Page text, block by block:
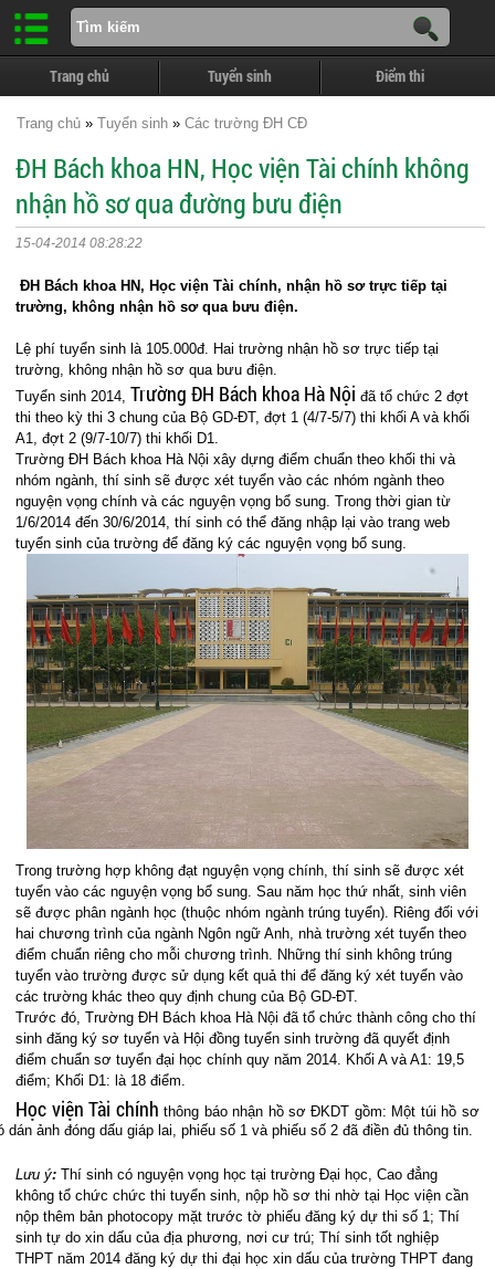
Trang chủ Tuyển sinh Điểm thi
Trang chủ » Tuyển sinh » Các trường ĐH CĐ
ĐH Bách khoa HN, Học viện Tài chính không
nhận hồ sơ qua đường bưu điện
15-04-2014 08:28:22
ĐH Bách khoa HN, Học viện Tài chính, nhận hồ sơ trực tiếp tại
trường, không nhận hồ sơ qua bưu điện.
Lệ phí tuyển sinh là 105.000đ. Hai trường nhận hồ sơ trực tiếp tại
trường, không nhận hồ sơ qua bưu điện.
Tuyển sinh 2014, Trường ĐH Bách khoa Hà Nội đã tổ chức 2 đợt
thi theo kỳ thi 3 chung của Bộ GD-ĐT, đợt 1 (4/7-5/7) thi khối A và khối
A1, đợt 2 (9/7-10/7) thi khối D1.
Trường ĐH Bách khoa Hà Nội xây dựng điểm chuẩn theo khối thi và
nhóm ngành, thí sinh sẽ được xét tuyển vào các nhóm ngành theo
nguyện vọng chính và các nguyện vọng bổ sung. Trong thời gian từ
1/6/2014 đến 30/6/2014, thí sinh có thể đăng nhập lại vào trang web
tuyển sinh của trường để đăng ký các nguyện vọng bổ sung.
Trong trường hợp không đạt nguyện vọng chính, thí sinh sẽ được xét
tuyển vào các nguyện vọng bổ sung. Sau năm học thứ nhất, sinh viên
sẽ được phân ngành học (thuộc nhóm ngành trúng tuyển). Riêng đối với
hai chương trình của ngành Ngôn ngữ Anh, nhà trường xét tuyển theo
điểm chuẩn riêng cho mỗi chương trình. Những thí sinh không trúng
tuyển vào trường được sử dụng kết quả thi để đăng ký xét tuyển vào
các trường khác theo quy định chung của Bộ GD-ĐT.
Trước đó, Trường ĐH Bách khoa Hà Nội đã tổ chức thành công cho thí
sinh đăng ký sơ tuyển và Hội đồng tuyển sinh trường đã quyết định
điểm chuẩn sơ tuyển đại học chính quy năm 2014. Khối A và A1: 19,5
điểm; Khối D1: là 18 điểm.
Học viện Tài chính thông báo nhận hồ sơ ĐKDT gồm: Một túi hồ sơ
dán ảnh đóng dấu giáp lai, phiếu số 1 và phiếu số 2 đã điền đủ thông tin.
Lưu ý:Thí sinh có nguyện vọng học tại trường Đại học, Cao đẳng
không tổ chức chức thi tuyển sinh, nộp hồ sơ thi nhờ tại Học viện cần
nộp thêm bản photocopy mặt trước tờ phiếu đăng ký dự thi số 1;Thí
sinh tự do xin dấu của địa phương, nơi cư trú; Thí sinh tốt nghiệp
THPT năm 2014 đăng ký dự thi đại học xin dấu của trường THPT đang